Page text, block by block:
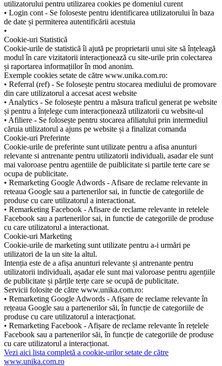
utilizatorului pentru utilizarea cookies pe domeniul curent
• Login cont - Se foloseste pentru identificarea utilizatorului în baza
de date și permiterea autentificării acestuia
•
Cookie-uri Statistică
Cookie-urile de statistică îi ajută pe proprietarii unui site să înțeleagă
modul în care vizitatorii interacționează cu site-urile prin colectarea
și raportarea informațiilor în mod anonim.
Exemple cookies setate de către www.unika.com.ro:
• Referral (ref) - Se folosește pentru stocarea mediului de promovare
din care utilizatorul a accesat acest website
• Analytics - Se folosește pentru a măsura traficul generat pe website
și pentru a înțelege cum interacționează utilizatorii cu website-ul
• Afiliere - Se folosește pentru stocarea afiliatului prin intermediul
căruia utilizatorul a ajuns pe website și a finalizat comanda
Cookie-uri Preferinte
Cookie-urile de preferinte sunt utilizate pentru a afisa anunturi
relevante si antrenante pentru utilizatorii individuali, asadar ele sunt
mai valoroase pentru agentiile de puiblicitate si partile terte care se
ocupa de publicitate.
• Remarketing Google Adwords - Afisare de reclame relevante in
reteaua Google sau a partenerilor sai, in functie de categoriile de
produse cu care utilizatorul a interactionat.
• Remarketing Facebook - Afisare de reclame relevante in retelele
Facebook sau a partenerilor sai, in functie de categoriile de produse
cu care utilizatorul a interactionat.
Cookie-uri Marketing
Cookie-urile de marketing sunt utilizate pentru a-i urmări pe
utilizatori de la un site la altul.
Intenția este de a afișa anunturi relevante și antrenante pentru
utilizatorii individuali, așadar ele sunt mai valoroase pentru agențiile
de publicitate și părțile terțe care se ocupă de publicitate.
Servicii folosite de către www.unika.com.ro:
• Remarketing Google Adwords - Afișare de reclame relevante în
rețeaua Google sau a partenerilor săi, în funcție de categoriile de
produse cu care utilizatorul a interacționat.
• Remarketing Facebook - Afișare de reclame relevante în rețelele
Facebook sau a partenerilor săi, în funcție de categoriile de produse
cu care utilizatorul a interacționat.
Vezi aici lista completă a cookie-urilor setate de către
www.unika.com.ro